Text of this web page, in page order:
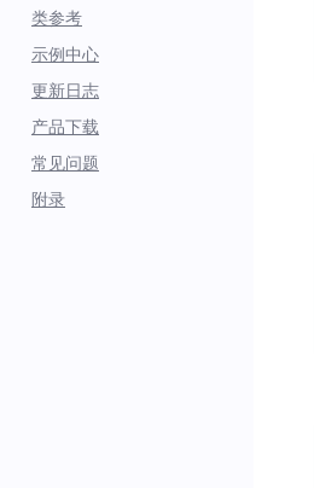
类参考
示例中心
更新日志
产品下载
常见问题
附录